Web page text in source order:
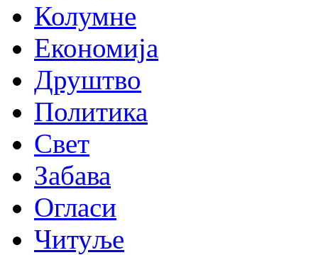
Колумне
Економија
Друштво
Политика
Свет
Забава
Огласи
Читуље